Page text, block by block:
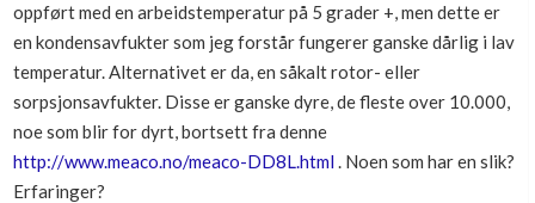
oppført med en arbeidstemperatur på 5 grader +, men dette er
en kondensavfukter som jeg forstår fungerer ganske dårlig i lav
temperatur. Alternativet er da, en såkalt rotor- eller
sorpsjonsavfukter. Disse er ganske dyre, de fleste over 10.000,
noe som blir for dyrt, bortsett fra denne
http://www.meaco.no/meaco-DD8L.html . Noen som har en slik?
Erfaringer?